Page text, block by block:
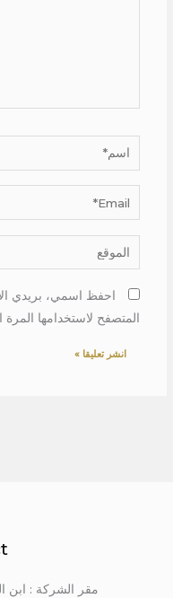
اسم*
Email*
الموقع
احفظ اسمي، بريدي
المتصفح لاستخدامها المرة
مقر الشركة : ابن